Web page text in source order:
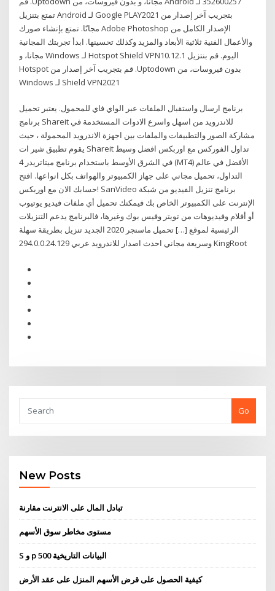
بتجريب آخر إصدار من Google PLAY2021 لـ Android تمتع بتنزيل
الإصدار الكامل من Adobe Photoshop مجانًا. تمتع بإنشاء صورك
والأعمال الفنية ثلاثية الأبعاد والمزيد وكذلك تحسينها. ابدأ تجربتك المجانية
اليوم. ‫قم بنتزيل Hotspot Shield VPN10.12.1 لـ Windows مجانا، و
بدون فيروسات، من Uptodown. قم بتجريب آخر إصدار من Hotspot
Shield VPN2021 لـ Windows
برنامج ارسال واستقبال الملفات عبر الواي فاي للمحمول. يعتبر تحميل
برنامج Shareit للاندرويد من اسهل واسرع الادوات المستخدمة في
مشاركة الصور والتطبيقات والملفات بين اجهزة الاندرويد المحمولة ، حيث
يقوم تطبيق شير ات Shareit تداول الفوركس مع اوربكس افضل وسيط
في الشرق الأوسط باستخدام برنامج ميتاتريدر 4 (MT4) الأفضل في عالم
التداول، تحميل مجاني على جهاز الكمبيوتر والهواتف بكل انواعها. افتح
حسابك الان مع اوربكس! SanVideo برنامج تنزيل الفيديو من شبكة
الإنترنت على الكمبيوتر الخاص بك فيمكنك تحميل أي ملفات فيديو يوتيوب
أو أفلام وفيديوهات من تويتر وفيس بوك وغيرها، فالبرنامج يدعم التنزيلات
الرئيسية لموقع […] تحميل ماسنجر 2020 الجديد تنزيل بطريقة سهلة
وسريعة مجاني احدث اصدار للاندرويد عربي 294.0.0.24.129 KingRoot
Go
New Posts
تبادل المال على الانترنت مقارنة
مستوى مخاطر سوق الأسهم
S و p 500 البيانات التاريخية
كيفية الحصول على قرض الأسهم المنزل على عقد الأرض